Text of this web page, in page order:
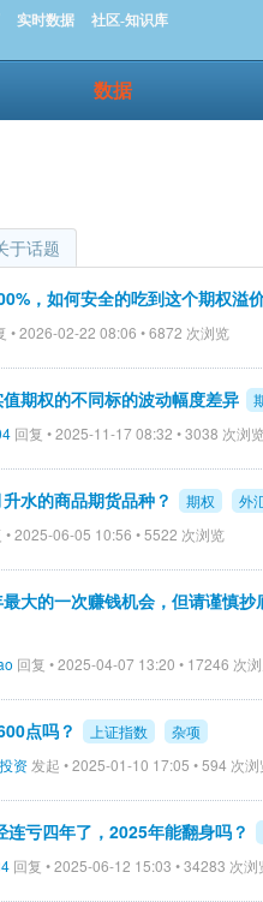
实时数据 社区-知识库
数据
于话题
，如何安全的吃到这个期权溢
• 2026-02-22 08:06 • 6872 次浏览
期权的不同标的波动幅度差异
回复 • 2025-11-17 08:32 • 3038 次浏
水的商品期货品种？ 期权 外
• 2025-06-05 10:56 • 5522 次浏览
大的一次赚钱机会，但请谨慎抄
回复 • 2025-04-07 13:20 • 17246 次
点吗？ 上证指数 杂项
资 发起 • 2025-01-10 17:05 • 594 次浏
亏四年了，2025年能翻身吗？
回复 • 2025-06-12 15:03 • 34283 次浏